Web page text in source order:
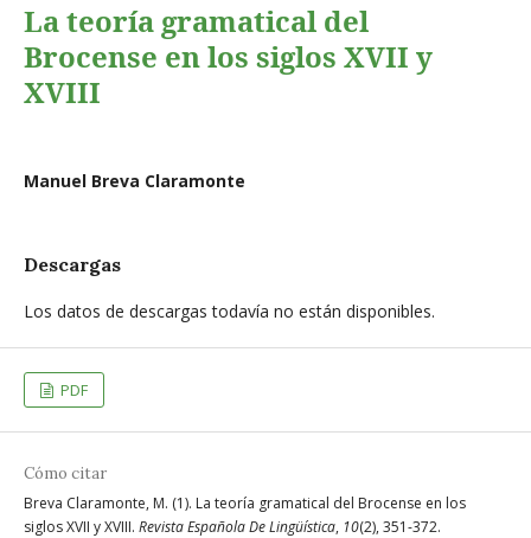
La teoría gramatical del
Brocense en los siglos XVII y
XVIII
Manuel Breva Claramonte
Descargas
Los datos de descargas todavía no están disponibles.
PDF
Cómo citar
Breva Claramonte, M. (1). La teoría gramatical del Brocense en los
siglos XVII y XVIII. Revista Española De Lingüística, 10(2), 351-372.